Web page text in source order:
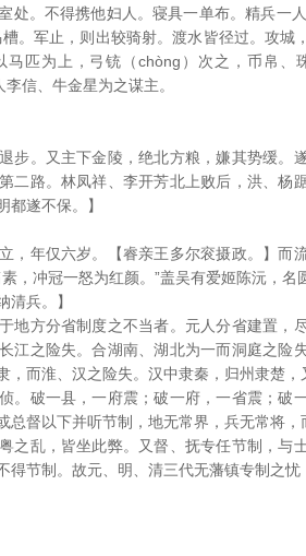
处。不得携他妇人。寝具一单布。精兵一
。军止，则出较骑射。渡水皆径过。攻城
匹为上，弓铳（chòng）次之，币帛、
信、牛金星为之谋主。
步。又主下金陵，绝北方粮，嫌其势缓。
二路。林凤祥、李开芳北上败后，洪、杨
都遂不保。】
，年仅六岁。【睿亲王多尔衮摄政。】而
，冲冠一怒为红颜。”盖吴有爱姬陈沅，
清兵。】
地方分省制度之不当者。元人分省建置，
江之险失。合湖南、湖北为一而洞庭之险
，而淮、汉之险失。汉中隶秦，归州隶楚，
。破一县，一府震；破一府，一省震；破
总督以下并听节制，地无常界，兵无常将，
之乱，皆坐此弊。又督、抚专任节制，与
得节制。故元、明、清三代无藩镇专制之忧